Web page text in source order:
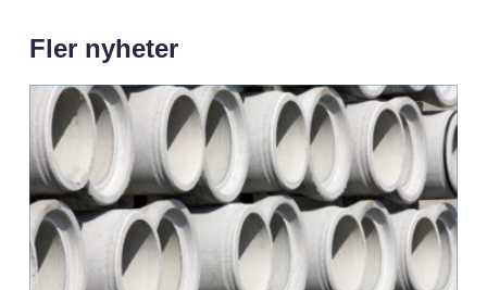
Fler nyheter